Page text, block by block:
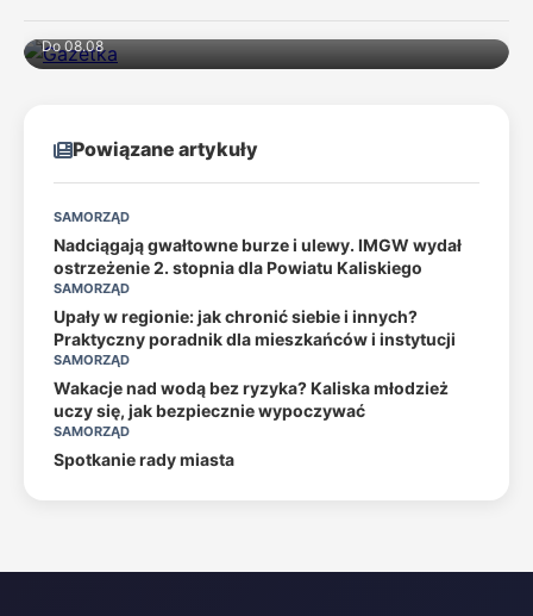
Do 08.08
Powiązane artykuły
SAMORZĄD
Nadciągają gwałtowne burze i ulewy. IMGW wydał
ostrzeżenie 2. stopnia dla Powiatu Kaliskiego
SAMORZĄD
Upały w regionie: jak chronić siebie i innych?
Praktyczny poradnik dla mieszkańców i instytucji
SAMORZĄD
Wakacje nad wodą bez ryzyka? Kaliska młodzież
uczy się, jak bezpiecznie wypoczywać
SAMORZĄD
Spotkanie rady miasta